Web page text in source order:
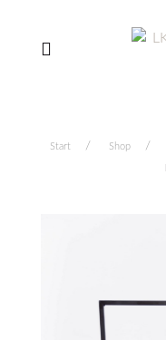
Start Shop